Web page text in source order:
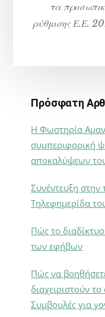
τα
ρύθμισης Ε.Ε.
Πρόσφατη
Η Φωστηρία
συμπεριφορική
αποκαλύψεων
Συνέντευξη στην
Τηλεφημερίδα
Πώς το
των εφήβων
Πώς να
διαχειριστούν
Συμβουλές για